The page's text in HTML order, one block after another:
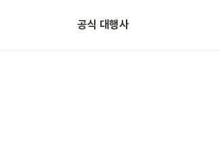
공식 대행사
자주 묻는 질문